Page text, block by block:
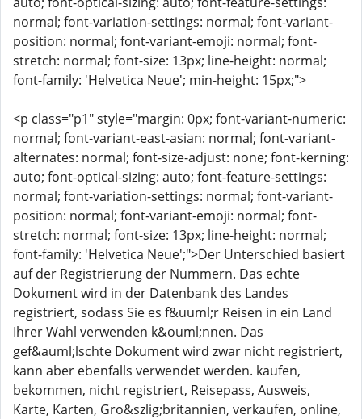
normal; font-variation-settings: normal; font-variant-
position: normal; font-variant-emoji: normal; font-
stretch: normal; font-size: 13px; line-height: normal;
font-family: 'Helvetica Neue'; min-height: 15px;">
<p class="p1" style="margin: 0px; font-variant-numeric:
normal; font-variant-east-asian: normal; font-variant-
alternates: normal; font-size-adjust: none; font-kerning:
auto; font-optical-sizing: auto; font-feature-settings:
normal; font-variation-settings: normal; font-variant-
position: normal; font-variant-emoji: normal; font-
stretch: normal; font-size: 13px; line-height: normal;
font-family: 'Helvetica Neue';">Der Unterschied basiert
auf der Registrierung der Nummern. Das echte
Dokument wird in der Datenbank des Landes
registriert, sodass Sie es f&uuml;r Reisen in ein Land
Ihrer Wahl verwenden k&ouml;nnen. Das
gef&auml;lschte Dokument wird zwar nicht registriert,
kann aber ebenfalls verwendet werden. kaufen,
bekommen, nicht registriert, Reisepass, Ausweis,
Karte, Karten, Gro&szlig;britannien, verkaufen, online,